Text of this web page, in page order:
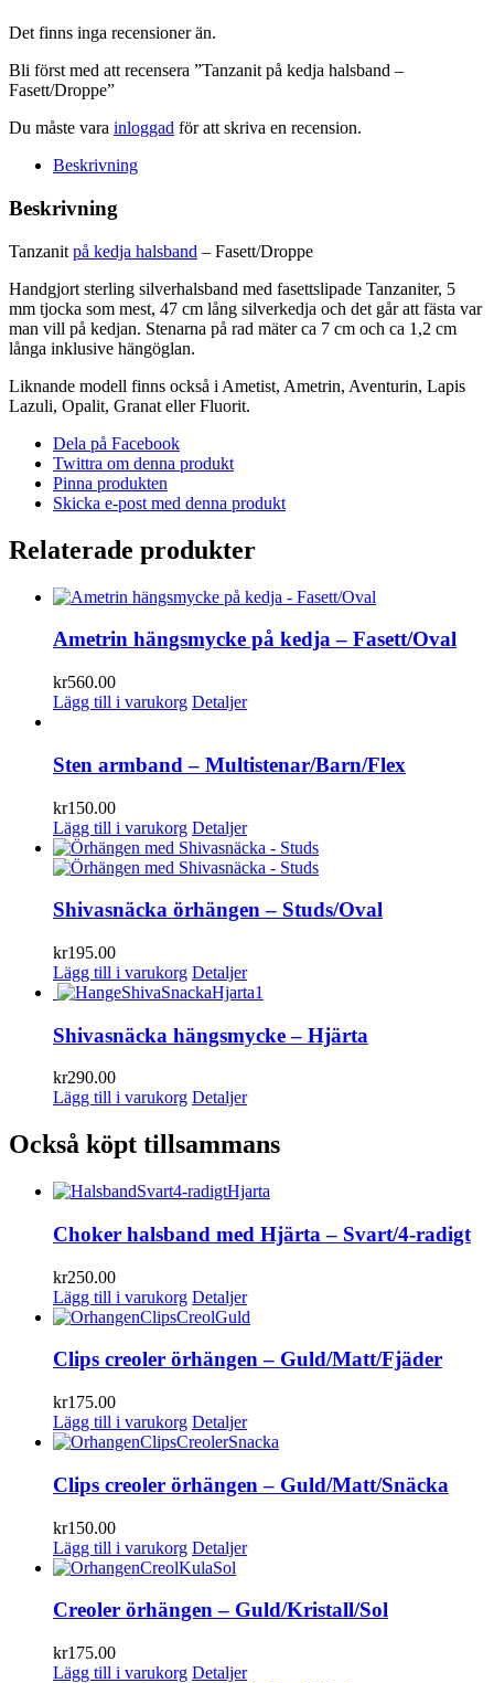
Det finns inga recensioner än.
Bli först med att recensera ”Tanzanit på kedja halsband –
Fasett/Droppe”
Du måste vara inloggad för att skriva en recension.
Beskrivning
Beskrivning
Tanzanit på kedja halsband – Fasett/Droppe
Handgjort sterling silverhalsband med fasettslipade Tanzaniter, 5
mm tjocka som mest, 47 cm lång silverkedja och det går att fästa var
man vill på kedjan. Stenarna på rad mäter ca 7 cm och ca 1,2 cm
långa inklusive hängöglan.
Liknande modell finns också i Ametist, Ametrin, Aventurin, Lapis
Lazuli, Opalit, Granat eller Fluorit.
Dela på Facebook
Twittra om denna produkt
Pinna produkten
Skicka e-post med denna produkt
Relaterade produkter
Ametrin hängsmycke på kedja – Fasett/Oval
kr560.00
Lägg till i varukorg Detaljer
Sten armband – Multistenar/Barn/Flex
kr150.00
Lägg till i varukorg Detaljer
Shivasnäcka örhängen – Studs/Oval
kr195.00
Lägg till i varukorg Detaljer
Shivasnäcka hängsmycke – Hjärta
kr290.00
Lägg till i varukorg Detaljer
Också köpt tillsammans
Choker halsband med Hjärta – Svart/4-radigt
kr250.00
Lägg till i varukorg Detaljer
Clips creoler örhängen – Guld/Matt/Fjäder
kr175.00
Lägg till i varukorg Detaljer
Clips creoler örhängen – Guld/Matt/Snäcka
kr150.00
Lägg till i varukorg Detaljer
Creoler örhängen – Guld/Kristall/Sol
kr175.00
Lägg till i varukorg Detaljer